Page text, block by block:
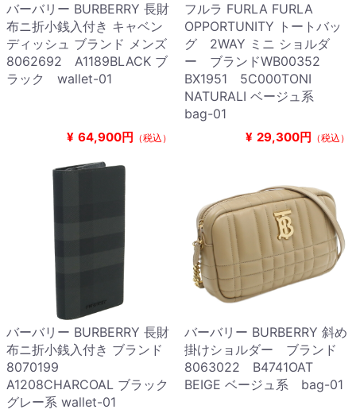
バーバリー BURBERRY 長財
布ニ折小銭入付き キャベン
ディッシュ ブランド メンズ
8062692 A1189BLACK ブ
ラック wallet-01
¥ 64,900円 （税込）
フルラ FURLA FURLA
OPPORTUNITY トートバッ
グ 2WAY ミニ ショルダ
ー ブランドWB00352
BX1951 5C000TONI
NATURALI ベージュ系
bag-01
¥ 29,300円 （税込）
バーバリー BURBERRY 長財
布ニ折小銭入付き ブランド
8070199
A1208CHARCOAL ブラック
グレー系 wallet-01
バーバリー BURBERRY 斜め
掛けショルダー ブランド
8063022 B4741OAT
BEIGE ベージュ系 bag-01